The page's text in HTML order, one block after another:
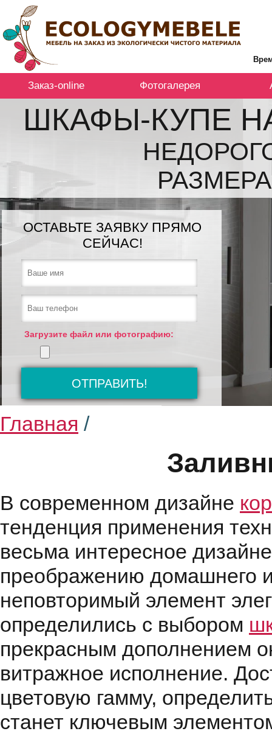
Заказ-online Фотогалерея
ШКАФЫ-КУПЕ
ОСТАВЬТЕ ЗАЯВКУ ПРЯМО
СЕЙЧАС!
Загрузите файл или фотографию:
Главная /
В современном дизайне
тенденция применения
весьма интересное
преображению домашнего
неповторимый элемент
определились с выбором
прекрасным дополнением
витражное исполнение.
цветовую гамму,
станет ключевым